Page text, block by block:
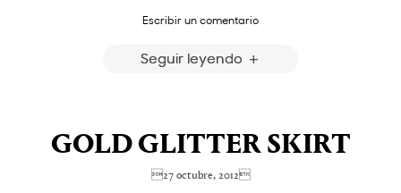
Escribir un comentario
Seguir leyendo
GOLD GLITTER SKIRT
27 octubre, 2012